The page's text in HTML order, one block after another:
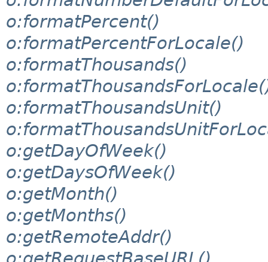
o:formatPercent()
o:formatPercentForLocale()
o:formatThousands()
o:formatThousandsUnit()
o:getDayOfWeek()
o:getDaysOfWeek()
o:getMonth()
o:getMonths()
o:getRemoteAddr()